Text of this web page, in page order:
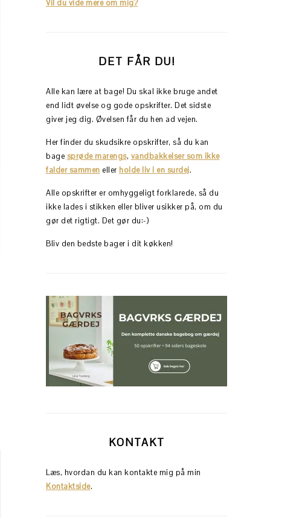
Vil du vide mere om mig?
DET FÅR DU!
Alle kan lære at bage! Du skal ikke bruge andet
end lidt øvelse og gode opskrifter. Det sidste
giver jeg dig. Øvelsen får du hen ad vejen.
Her finder du skudsikre opskrifter, så du kan
bage sprøde marengs, vandbakkelser som ikke
falder sammen eller holde liv i en surdej.
Alle opskrifter er omhyggeligt forklarede, så du
ikke lades i stikken eller bliver usikker på, om du
gør det rigtigt. Det gør du:-)
Bliv den bedste bager i dit køkken!
KONTAKT
Læs, hvordan du kan kontakte mig på min
Kontaktside.